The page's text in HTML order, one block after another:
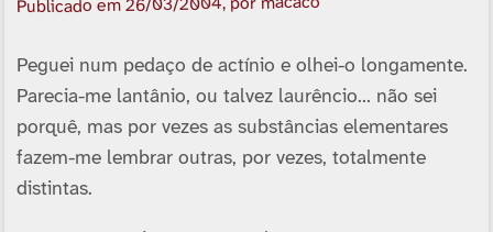
Publicado em26/03/2004
Peguei num pedaço de actínio e olhei-o longamente.
Parecia-me lantânio, ou talvez laurêncio… não sei
porquê, mas por vezes as substâncias elementares
fazem-me lembrar outras, por vezes, totalmente
distintas.